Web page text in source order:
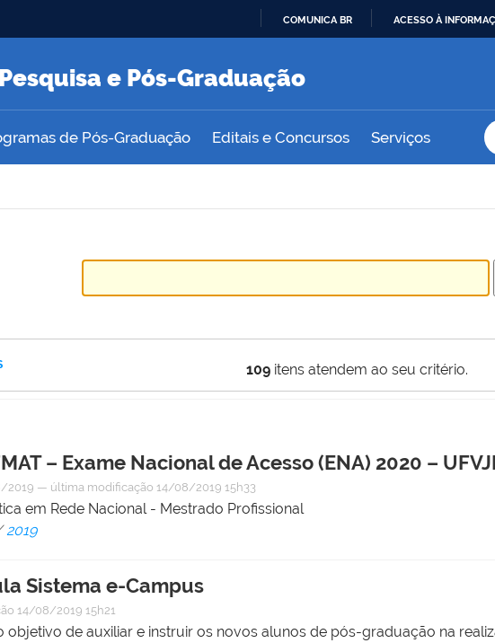
COMUNICA BR ACESSO À
e Pós-Graduação
de Pós-Graduação Editais e Concursos Serviços
109itens atendem ao seu critério.
– Exame Nacional de Acesso (ENA) 2020 –
2019 — última modificação 14/08/2019 15h33
em Rede Nacional - Mestrado Profissional
2019
Sistema e-Campus
14/08/2019 15h21
de auxiliar e instruir os novos alunos de pós-graduação na